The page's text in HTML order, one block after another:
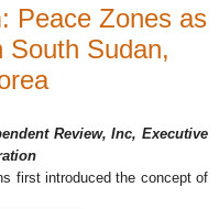
Peace Zones as
South Sudan,
Review, Inc, Executive
first introduced the concept of